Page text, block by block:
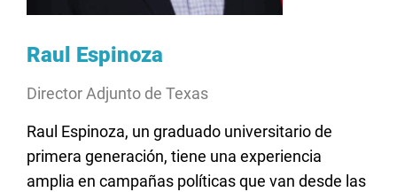
Raul Espinoza
Director Adjunto de Texas
Raul Espinoza, un graduado universitario de
primera generación, tiene una experiencia
amplia en campañas políticas que van desde las